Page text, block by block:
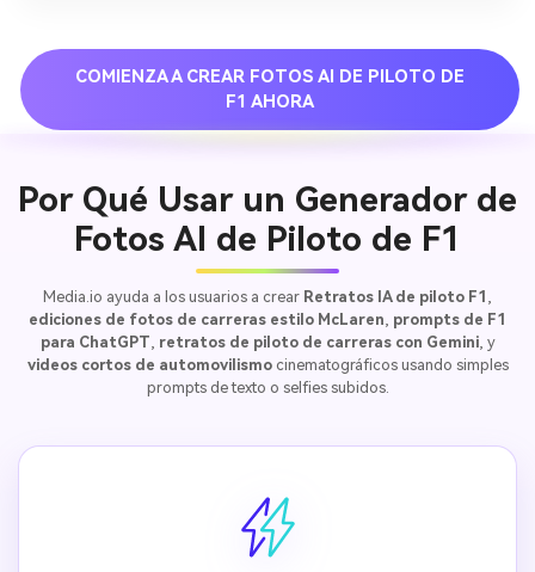
COMIENZA A CREAR FOTOS AI DE PILOTO DE
F1 AHORA
Por Qué Usar un Generador de
Fotos AI de Piloto de F1
Media.io ayuda a los usuarios a crear Retratos IA de piloto F1 ,
ediciones de fotos de carreras estilo McLaren, prompts de F1
para ChatGPT, retratos de piloto de carreras con Gemini, y
videos cortos de automovilismocinematográficos usando simples
prompts de texto o selfies subidos.